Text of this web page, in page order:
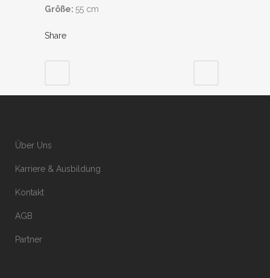
Größe: 55 cm
Share
Über Uns
Karriere & Ausbildung
Kontakt
AGB
Partner